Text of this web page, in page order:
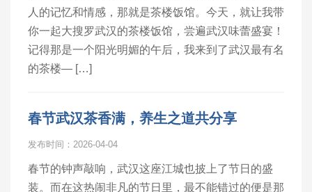
人的记忆和情感，那就是茶楼饭馆。今天，就让我带
你一起大搜罗武汉的茶楼饭馆，尝遍武汉味蕾盛宴！
记得那是一个阳光明媚的午后，我来到了武汉最有名
的茶楼— […]
春节武汉茶香满，养生之道共分享
发布时间：2026-04-04
春节的钟声敲响，武汉这座江城也披上了节日的盛
装。而在这热闹非凡的节日里，最不能错过的便是那